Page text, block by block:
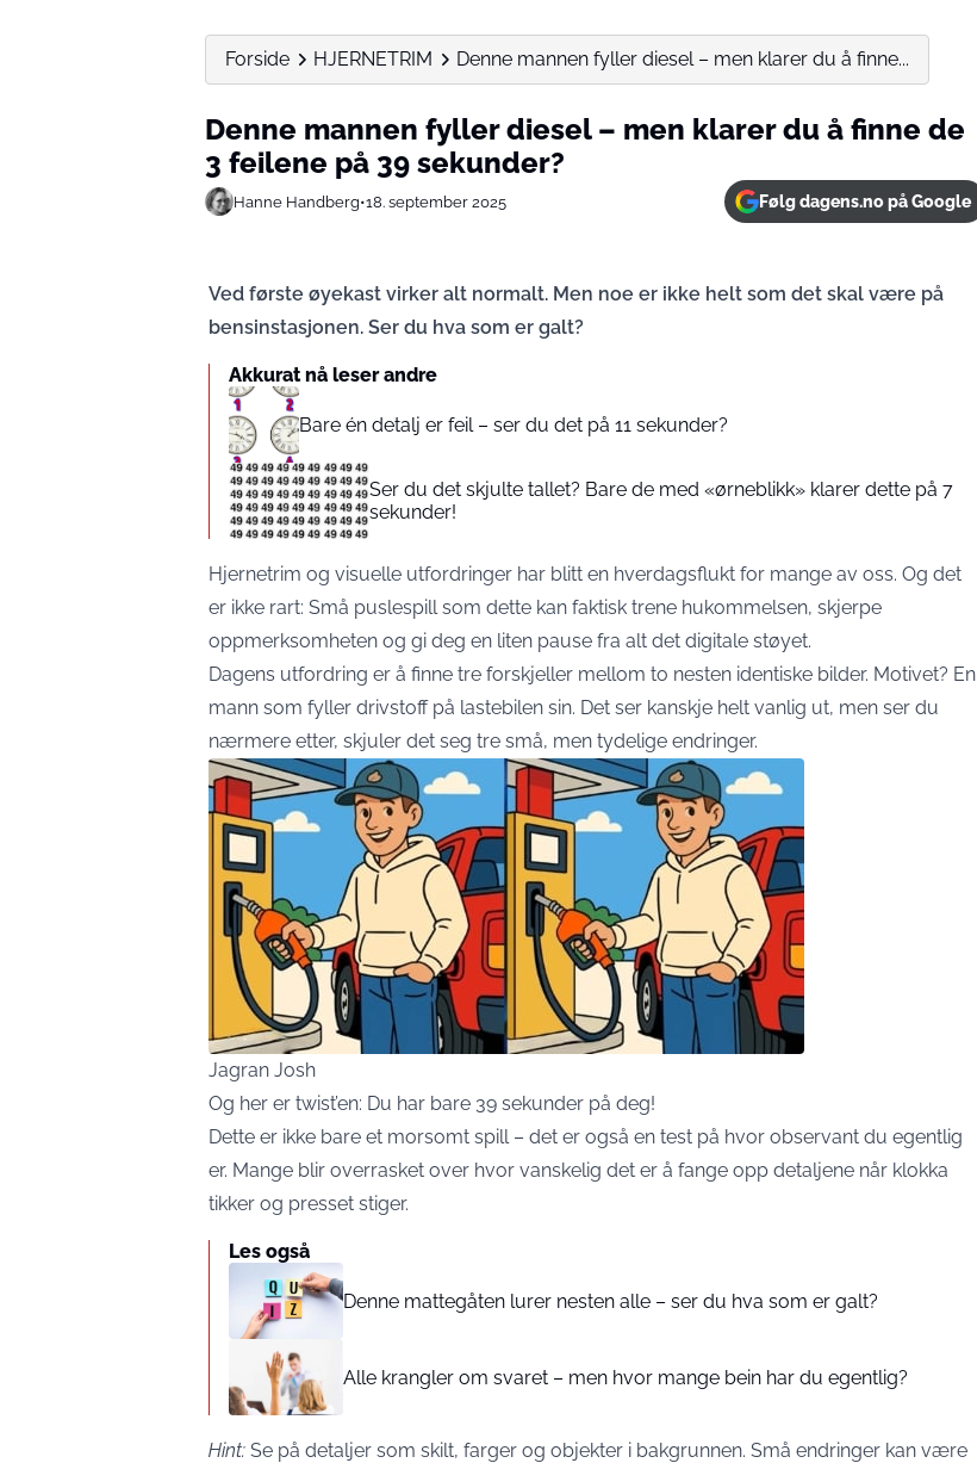
Forside HJERNETRIM Denne mannen fyller diesel – men klarer du å finne...
Denne mannen fyller diesel – men klarer du å finne de
3 feilene på 39 sekunder?
Hanne Handberg•18. september 2025 Følg dagens.no på Google
Ved første øyekast virker alt normalt. Men noe er ikke helt som det skal være på
bensinstasjonen. Ser du hva som er galt?
Akkurat nå leser andre
Bare én detalj er feil – ser du det på 11 sekunder?
Ser du det skjulte tallet? Bare de med «ørneblikk» klarer dette på 7
sekunder!
Hjernetrim og visuelle utfordringer har blitt en hverdagsflukt for mange av oss. Og det
er ikke rart: Små puslespill som dette kan faktisk trene hukommelsen, skjerpe
oppmerksomheten og gi deg en liten pause fra alt det digitale støyet.
Dagens utfordring er å finne tre forskjeller mellom to nesten identiske bilder. Motivet? En
mann som fyller drivstoff på lastebilen sin. Det ser kanskje helt vanlig ut, men ser du
nærmere etter, skjuler det seg tre små, men tydelige endringer.
Jagran Josh
Og her er twist’en: Du har bare 39 sekunder på deg!
Dette er ikke bare et morsomt spill – det er også en test på hvor observant du egentlig
er. Mange blir overrasket over hvor vanskelig det er å fange opp detaljene når klokka
tikker og presset stiger.
Les også
Denne mattegåten lurer nesten alle – ser du hva som er galt?
Alle krangler om svaret – men hvor mange bein har du egentlig?
Hint: Se på detaljer som skilt, farger og objekter i bakgrunnen. Små endringer kan være